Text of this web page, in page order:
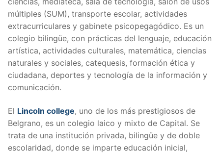
múltiples (SUM), transporte escolar, actividades
extracurriculares y gabinete psicopegagódico. Es un
colegio bilingüe, con prácticas del lenguaje, educación
artística, actividades culturales, matemática, ciencias
naturales y sociales, catequesis, formación ética y
ciudadana, deportes y tecnología de la información y
comunicación.
El Lincoln college, uno de los más prestigiosos de
Belgrano, es un colegio laico y mixto de Capital. Se
trata de una institución privada, bilingüe y de doble
escolaridad, donde se imparte educación inicial,